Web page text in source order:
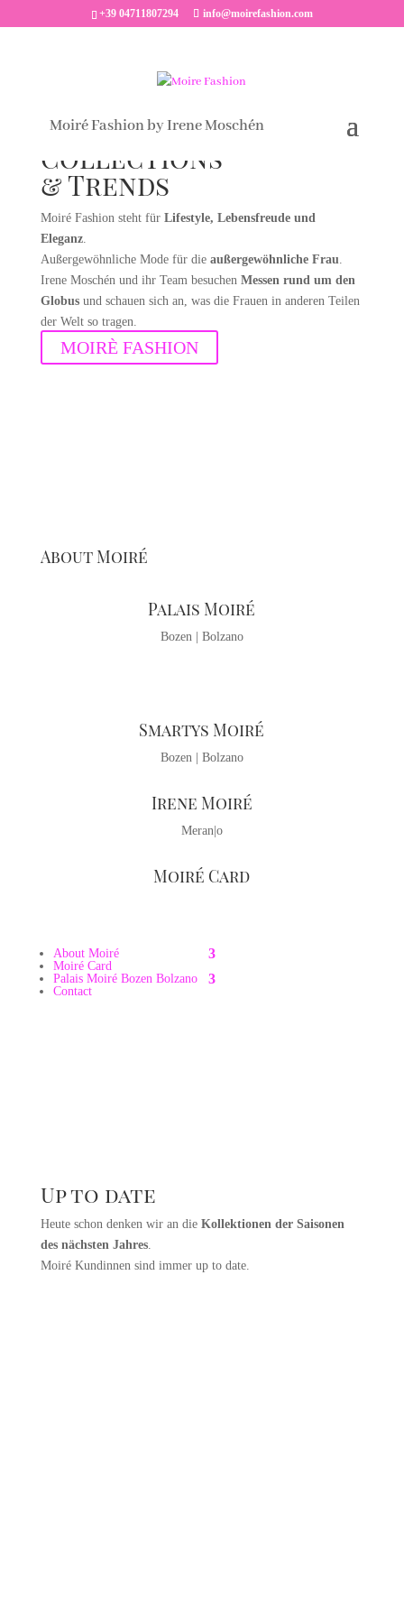
+39 04711807294 info@moirefashion.com
Moiré Fashion by Irene Moschén
Collections
& Trends
Moiré Fashion steht für Lifestyle, Lebensfreude und
Eleganz.
Außergewöhnliche Mode für die außergewöhnliche Frau.
Irene Moschén und ihr Team besuchen Messen rund um den
Globusund schauen sich an, was die Frauen in anderen Teilen
der Welt so tragen.
MOIRÈ FASHION
About Moiré
Palais Moiré
Bozen | Bolzano
Smartys Moiré
Bozen | Bolzano
Irene Moiré
Meran|o
Moiré Card
About Moiré
Moiré Card
Palais Moiré Bozen Bolzano
Contact
Up to date
Heute schon denken wir an die Kollektionen der Saisonen
des nächsten Jahres.
Moiré Kundinnen sind immer up to date.